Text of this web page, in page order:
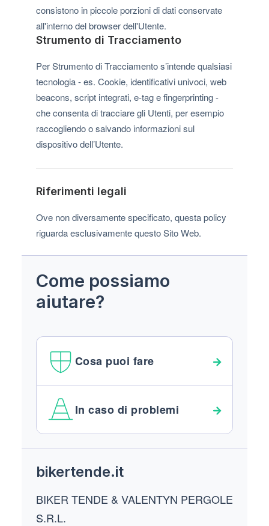
consistono in piccole porzioni di dati conservate
all'interno del browser dell'Utente.
Strumento di Tracciamento
Per Strumento di Tracciamento s’intende qualsiasi
tecnologia - es. Cookie, identificativi univoci, web
beacons, script integrati, e-tag e fingerprinting -
che consenta di tracciare gli Utenti, per esempio
raccogliendo o salvando informazioni sul
dispositivo dell’Utente.
Riferimenti legali
Ove non diversamente specificato, questa policy
riguarda esclusivamente questo Sito Web.
Come possiamo
aiutare?
Cosa puoi fare
In caso di problemi
bikertende.it
BIKER TENDE & VALENTYN PERGOLE
S.R.L.